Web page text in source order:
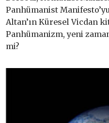
Panhümanist
Altan’ın Küresel Vicdan
Panhümanizm, yeni
mi?